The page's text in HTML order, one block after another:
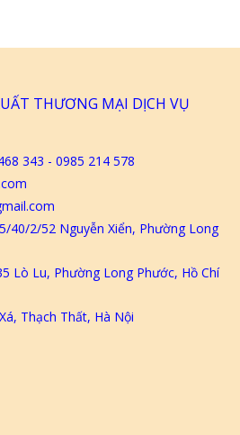
THƯƠNG MẠI DỊCH VỤ
343 - 0985 214 578
40/2/52 Nguyễn Xiển, Phường Long
Lò Lu, Phường Long Phước, Hồ Chí
Thạch Thất, Hà Nội